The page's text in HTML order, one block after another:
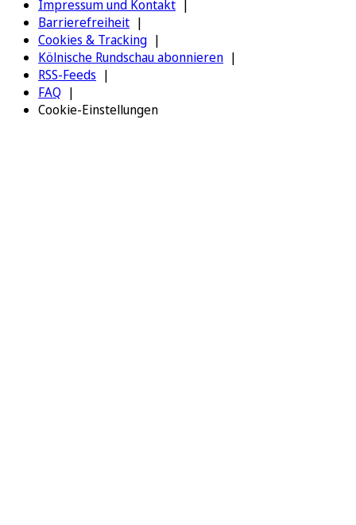
Impressum und Kontakt
Barrierefreiheit
Cookies & Tracking
Kölnische Rundschau abonnieren
RSS-Feeds
FAQ
Cookie-Einstellungen